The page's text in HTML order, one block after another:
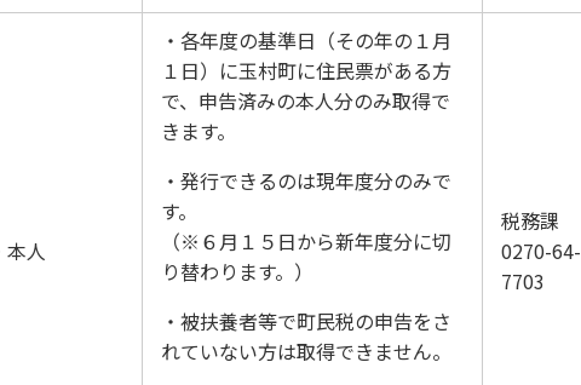
本人
・各年度の基準日（その年の１月
１日）に玉村町に住民票がある方
で、申告済みの本人分のみ取得で
きます。
・発行できるのは現年度分のみで
す。
（※６月１５日から新年度分に切
り替わります。）
・被扶養者等で町民税の申告をさ
れていない方は取得できません。
税務課
0270-64-
7703